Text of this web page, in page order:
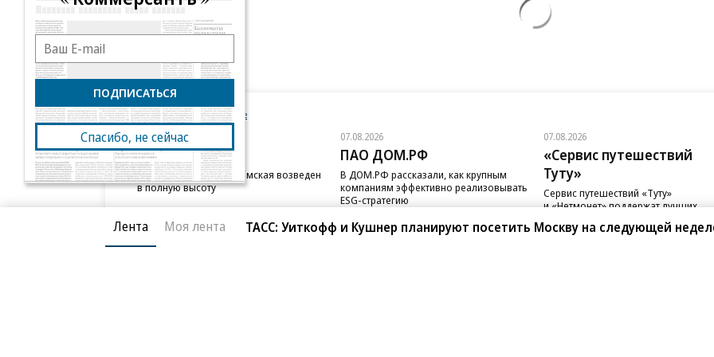
Новости компаний Все
07.08.2026
STONE
Бизнес-центр STONE Римская возведен
в полную высоту
07.08.2026
ПАО ДОМ.РФ
В ДОМ.РФ рассказали, как крупным
компаниям эффективно реализовывать
ESG-стратегию
07.08.2026
«Сервис путешествий
Туту»
Сервис путешествий «Туту»
и «Нетмонет» поддержат лучших
сотрудников российских отелей
Лента Моя лента ТАСС: Уиткофф и Кушнер планируют посетить Москву на следующей
ПОДПИСАТЬСЯ
Спасибо, не сейчас